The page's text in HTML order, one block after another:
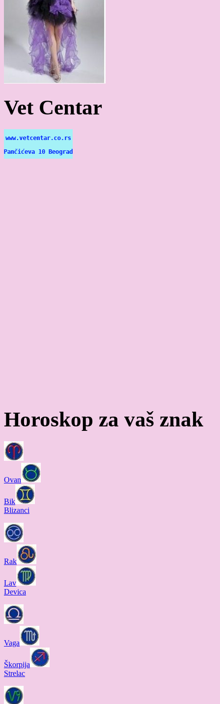
Vet Centar
Horoskop za vaš znak
Ovan
Bik
Blizanci
Rak
Lav
Devica
Vaga
Škorpija
Strelac